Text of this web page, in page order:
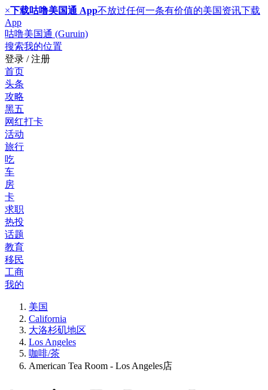
×下载咕噜美国通 App不放过任何一条有价值的美国资讯下载
App
咕噜美国通 (Guruin)
搜索我的位置
登录 / 注册
首页
头条
攻略
黑五
网红打卡
活动
旅行
吃
车
房
卡
求职
热投
话题
教育
移民
工商
我的
美国
California
大洛杉矶地区
Los Angeles
咖啡/茶
American Tea Room - Los Angeles店